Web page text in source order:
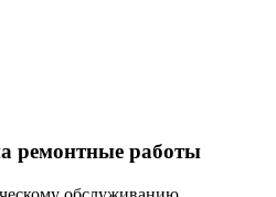
ремонтные работы